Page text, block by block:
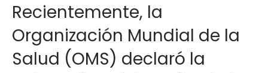
Recientemente, la
Organización Mundial de la
Salud (OMS) declaró la